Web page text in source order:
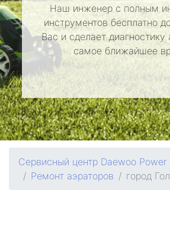
Наш инженер с полным
инструментов бесплатно
Вас и сделает диагностику
самое ближайшее
Сервисный центр Daewoo Power
Ремонт аэраторов
город